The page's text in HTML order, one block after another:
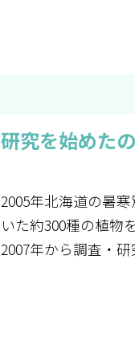
研究を始めた
2005年北海道の暑
いた約300種の植物
2007年から調査・研